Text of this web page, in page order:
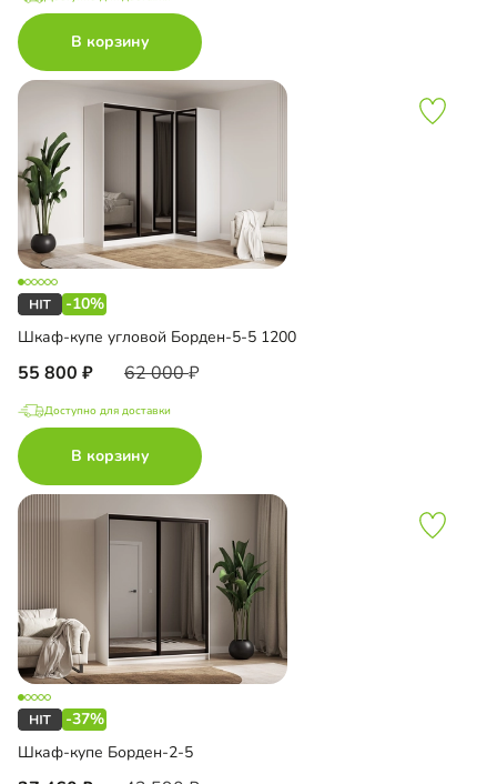
В корзину
-10%
Шкаф-купе угловой Борден-5-5 1200
55 800 62 000
Доступно для доставки
В корзину
-37%
Шкаф-купе Борден-2-5